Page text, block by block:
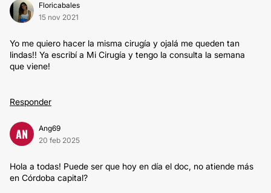
Floricabales
15 nov 2021
Yo me quiero hacer la misma cirugía y ojalá me queden tan
lindas!! Ya escribí a Mi Cirugía y tengo la consulta la semana
que viene!
Responder
AN
Ang69
20 feb 2025
Hola a todas! Puede ser que hoy en día el doc, no atiende más
en Córdoba capital?